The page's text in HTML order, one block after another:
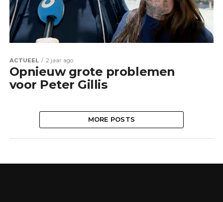
ACTUEEL 2 jaar ago
Opnieuw grote problemen
voor Peter Gillis
MORE POSTS